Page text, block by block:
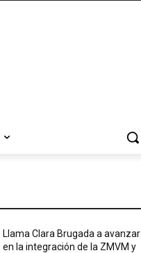
Llama Clara Brugada a avanzar
en la integración de la ZMVM y